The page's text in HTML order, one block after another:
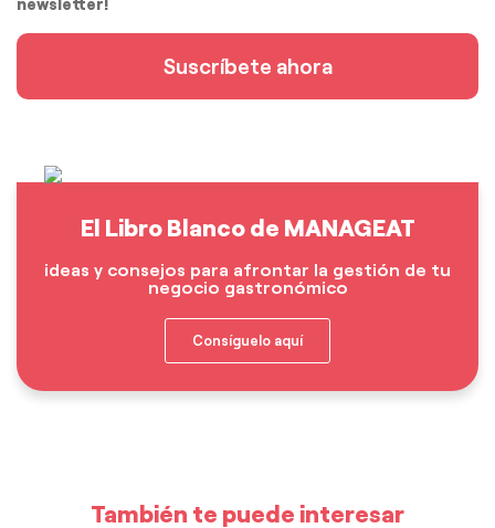
newsletter!
Suscríbete ahora
El Libro Blanco de MANAGEAT
ideas y consejos para afrontar la gestión de tu
negocio gastronómico
Consíguelo aquí
También te puede interesar